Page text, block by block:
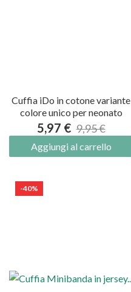
Cuffia iDo in cotone variante
colore unico per neonato
5,97 € 9,95 €
Aggiungi al carrello
-40%